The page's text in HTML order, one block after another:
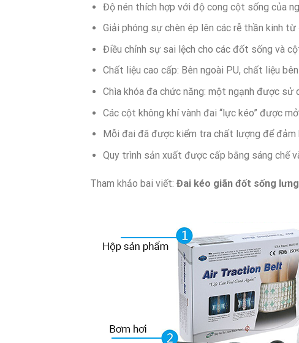
Độ nén thích hợp với độ cong cột sống của
Giải phóng sự chèn ép lên các rễ thần kinh
Điều chỉnh sự sai lệch cho các đốt sống và
Chất liệu cao cấp: Bên ngoài PU, chất liệu
Chìa khóa đa chức năng: một ngạnh được
Các cột không khí vành đai “lực kéo” được
Mỗi đai đã được kiểm tra chất lượng để đảm
Quy trình sản xuất được cấp bằng sáng chế
Tham khảo bai viết: Đai kéo giãn đốt sống